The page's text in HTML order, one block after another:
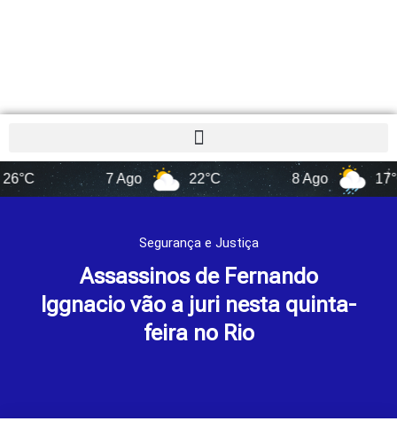
7 Ago 22°C 8 Ago 17°C
Segurança e Justiça
Assassinos de Fernando
Iggnacio vão a juri nesta quinta-
feira no Rio